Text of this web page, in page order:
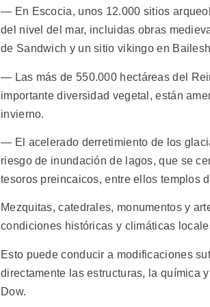
— En Escocia, unos 12.000 sitios
del nivel del mar, incluidas obras
de Sandwich y un sitio vikingo en
— Las más de 550.000 hectáreas del
importante diversidad vegetal, están
invierno.
— El acelerado derretimiento de los
riesgo de inundación de lagos, que se
tesoros preincaicos, entre ellos templos
Mezquitas, catedrales, monumentos y
condiciones históricas y climáticas
Esto puede conducir a modificaciones
directamente las estructuras, la química
Dow.